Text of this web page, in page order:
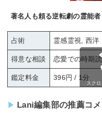
著名人も頼る逆転劇の霊能
占術 霊感霊視, 西洋
得意な相談 恋愛での時期
鑑定料金 396円 / 1分
スク
Lani編集部の推薦コメ